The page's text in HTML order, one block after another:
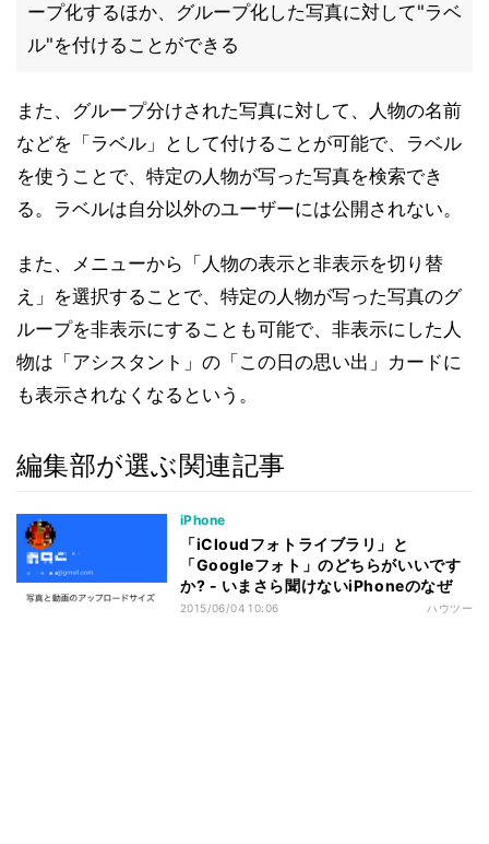
ープ化するほか、グループ化した写真に対して"ラベ
ル"を付けることができる
また、グループ分けされた写真に対して、人物の名前
などを「ラベル」として付けることが可能で、ラベル
を使うことで、特定の人物が写った写真を検索でき
る。ラベルは自分以外のユーザーには公開されない。
また、メニューから「人物の表示と非表示を切り替
え」を選択することで、特定の人物が写った写真のグ
ループを非表示にすることも可能で、非表示にした人
物は「アシスタント」の「この日の思い出」カードに
も表示されなくなるという。
編集部が選ぶ関連記事
iPhone
「iCloudフォトライブラリ」と
「Googleフォト」のどちらがいいです
か? - いまさら聞けないiPhoneのなぜ
2015/06/04 10:06 ハウツー